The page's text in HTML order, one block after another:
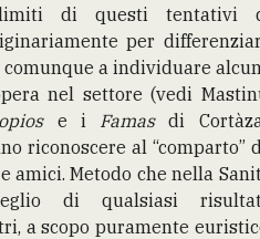
di questi tentativi
per
a individuare
nel settore (vedi
e i Famasdi
riconoscere al “comparto”
amici. Metodo che nella
di qualsiasi
a scopo puramente